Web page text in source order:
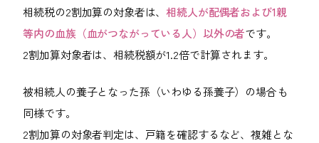
相続税の2割加算の対象者は、相続人が配偶者および1親
等内の血族（血がつながっている人）以外の者です。
2割加算対象者は、相続税額が1.2倍で計算されます。
被相続人の養子となった孫（いわゆる孫養子）の場合も
同様です。
2割加算の対象者判定は、戸籍を確認するなど、複雑とな